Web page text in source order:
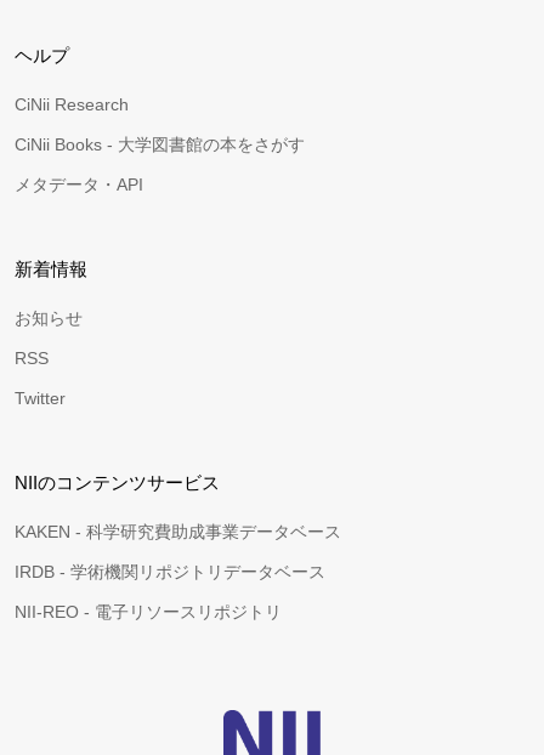
ヘルプ
CiNii Research
CiNii Books - 大学図書館の本をさがす
メタデータ・API
新着情報
お知らせ
RSS
Twitter
NIIのコンテンツサービス
KAKEN - 科学研究費助成事業データベース
IRDB - 学術機関リポジトリデータベース
NII-REO - 電子リソースリポジトリ